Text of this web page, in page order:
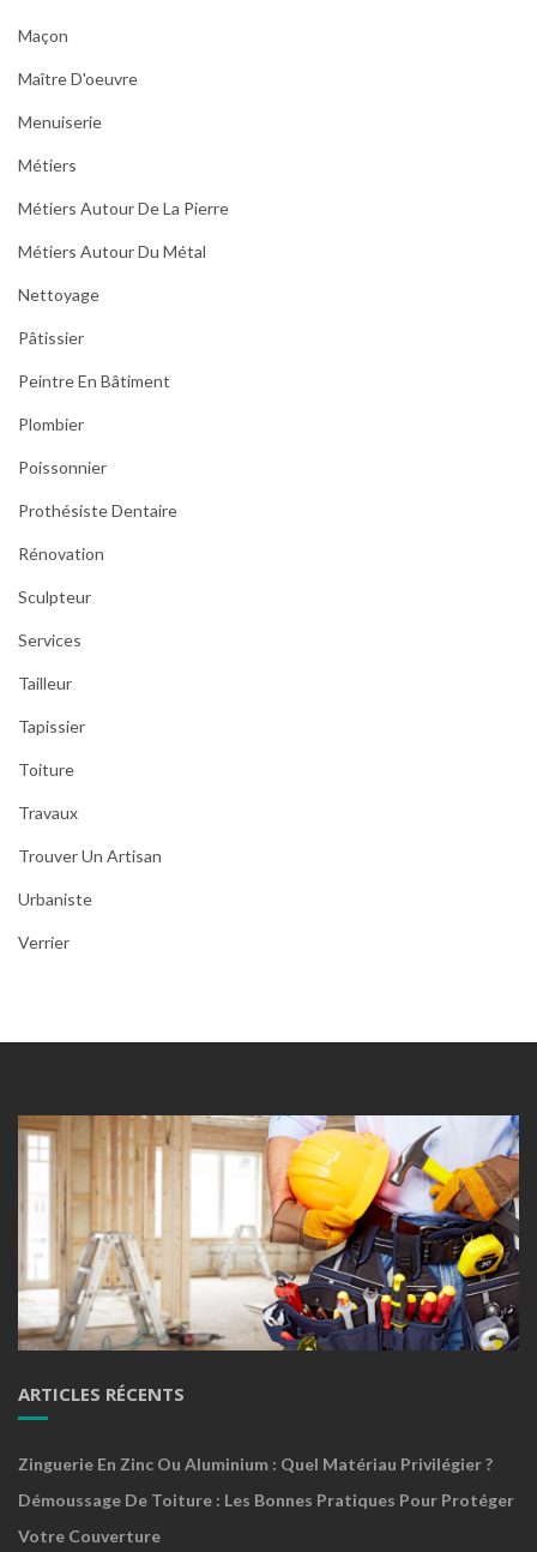
Maçon
Maître D'oeuvre
Menuiserie
Métiers
Métiers Autour De La Pierre
Métiers Autour Du Métal
Nettoyage
Pâtissier
Peintre En Bâtiment
Plombier
Poissonnier
Prothésiste Dentaire
Rénovation
Sculpteur
Services
Tailleur
Tapissier
Toiture
Travaux
Trouver Un Artisan
Urbaniste
Verrier
ARTICLES RÉCENTS
Zinguerie En Zinc Ou Aluminium : Quel Matériau Privilégier ?
Démoussage De Toiture : Les Bonnes Pratiques Pour Protéger
Votre Couverture